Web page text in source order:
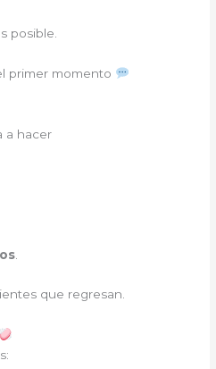
posible.
primer momento
a hacer
.
que regresan.